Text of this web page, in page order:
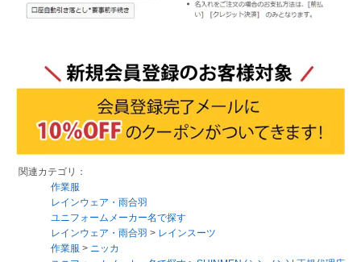
関連カテゴリ：
作業服
レインウェア・雨合羽
ユニフォームメーカー名で探す
レインウェア・雨合羽 > レインスーツ
作業服 > ニッカ